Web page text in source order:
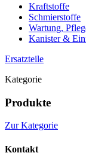
Kraftstoffe
Schmierstoffe
Wartung,
Kanister &
Ersatzteile
Kategorie
Produkte
Zur Kategorie
Kontakt